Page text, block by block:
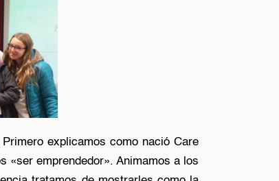
explicamos como nació Care
«ser emprendedor». Animamos a los